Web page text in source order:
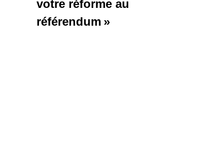
votre réforme au
référendum »